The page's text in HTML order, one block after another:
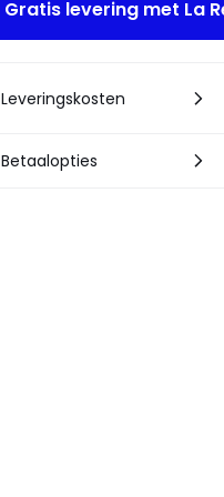
Gratis levering met La
Leveringskosten
Betaalopties